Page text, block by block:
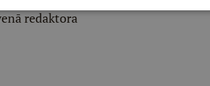
redaktora